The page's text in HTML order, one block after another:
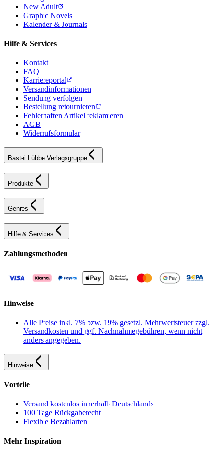
New Adult
Graphic Novels
Kalender & Journals
Hilfe & Services
Kontakt
FAQ
Karriereportal
Versandinformationen
Sendung verfolgen
Bestellung retournieren
Fehlerhaften Artikel reklamieren
AGB
Widerrufsformular
Bastei Lübbe Verlagsgruppe
Produkte
Genres
Hilfe & Services
Zahlungsmethoden
Hinweise
Alle Preise inkl. 7% bzw. 19% gesetzl. Mehrwertsteuer zzgl.
Versandkosten und ggf. Nachnahmegebühren, wenn nicht
anders angegeben.
Hinweise
Vorteile
Versand kostenlos innerhalb Deutschlands
100 Tage Rückgaberecht
Flexible Bezahlarten
Mehr Inspiration